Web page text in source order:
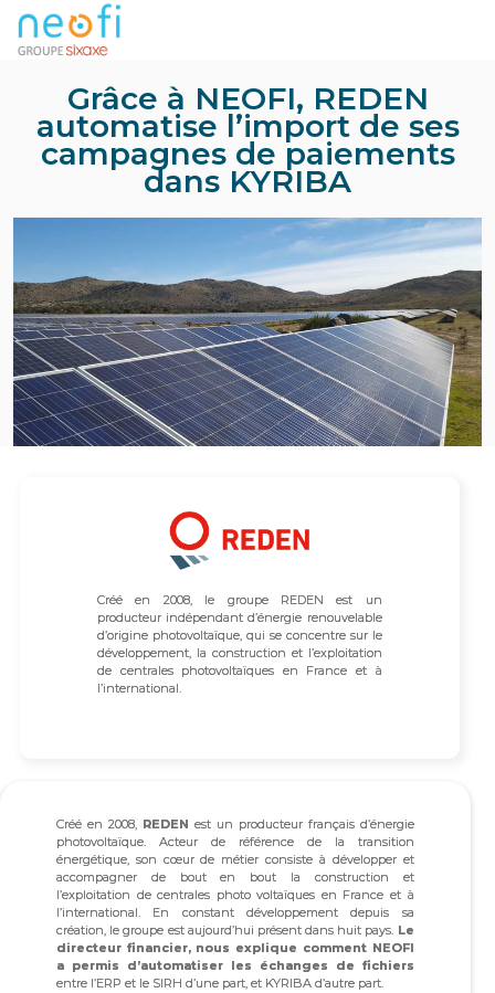
Grâce à NEOFI, REDEN
automatise l’import de ses
campagnes de paiements
dans KYRIBA
Créé en 2008, le groupe REDEN est un
producteur indépendant d’énergie renouvelable
d’origine photovoltaïque, qui se concentre sur le
développement, la construction et l’exploitation
de centrales photovoltaïques en France et à
l’international.
Créé en 2008, REDEN est un producteur français d’énergie
photovoltaïque. Acteur de référence de la transition
énergétique, son cœur de métier consiste à développer et
accompagner de bout en bout la construction et
l’exploitation de centrales photo voltaïques en France et à
l’international. En constant développement depuis sa
création, le groupe est aujourd’hui présent dans huit pays. Le
directeur financier, nous explique comment NEOFI
a permis d’automatiser les échanges de fichiers
entre l’ERP et le SIRH d’une part, et KYRIBA d’autre part.